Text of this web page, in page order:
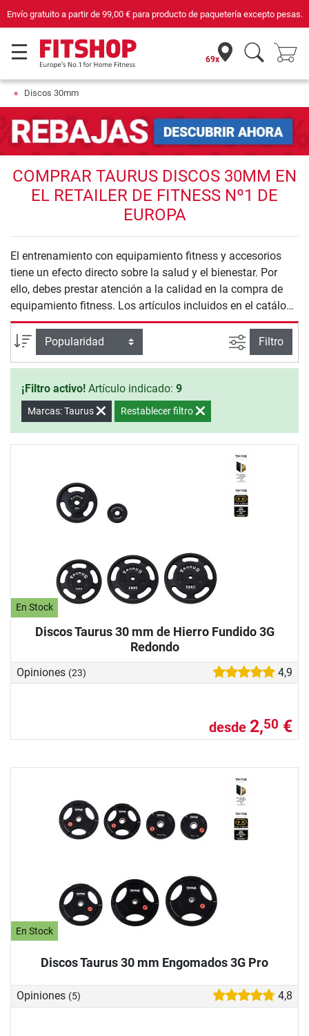
Envío gratuito a partir de 99,00 €para producto de paquetería excepto pesas.
69x
Discos 30mm
COMPRAR TAURUS DISCOS 30MM EN
EL RETAILER DE FITNESS Nº1 DE
EUROPA
El entrenamiento con equipamiento fitness y accesorios
tiene un efecto directo sobre la salud y el bienestar. Por
ello, debes prestar atención a la calidad en la compra de
equipamiento fitness. Los artículos incluidos en el catálogo
de Discos 30mm Taurus te ofrecen seguridad y calidad
para un entrenamiento efectivo en casa.
Ordenar por Busqueda
Filtro
¡Filtro activo! Artículo indicado: 9
Marcas: Taurus Restablecer filtro
En Stock
Discos Taurus 30 mm de Hierro Fundido 3G
Redondo
Opiniones (23) 4,9
desde 2,50 €
En Stock
Discos Taurus 30 mm Engomados 3G Pro
Opiniones (5) 4,8